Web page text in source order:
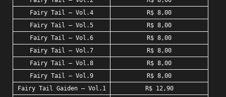
Fairy Tail – Vol.4
R$ 8,00
Fairy Tail – Vol.5
R$ 8,00
Fairy Tail – Vol.6
R$ 8,00
Fairy Tail – Vol.7
R$ 8,00
Fairy Tail – Vol.8
R$ 8,00
Fairy Tail – Vol.9
R$ 8,00
Fairy Tail Gaiden – Vol.1
R$ 12,90